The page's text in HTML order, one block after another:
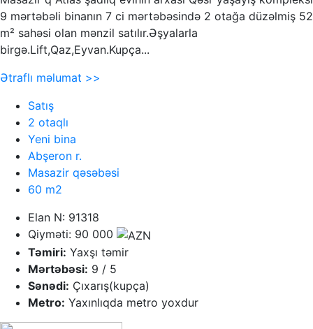
9 mərtəbəli binanın 7 ci mərtəbəsində 2 otağa düzəlmiş 52
m² sahəsi olan mənzil satılır.Əşyalarla
birgə.Lift,Qaz,Eyvan.Kupça...
Ətraflı məlumat >>
Satış
2 otaqlı
Yeni bina
Abşeron r.
Masazir qəsəbəsi
60 m2
Elan N: 91318
Qiyməti: 90 000
Təmiri: Yaxşı təmir
Mərtəbəsi: 9 / 5
Sənədi: Çıxarış(kupça)
Metro: Yaxınlıqda metro yoxdur